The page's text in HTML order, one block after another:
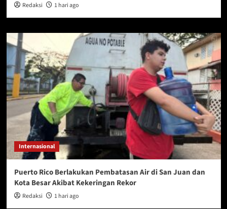
Redaksi 1 hari ago
Internasional
Puerto Rico Berlakukan Pembatasan Air di San Juan dan
Kota Besar Akibat Kekeringan Rekor
Redaksi 1 hari ago